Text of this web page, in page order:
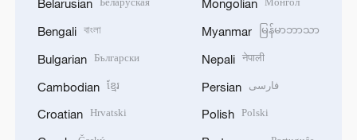
Belarusian
Bengali বাংলা
Bulgarian Български
Cambodian ខ្មែរ
Croatian Hrvatski
Mongolian
Myanmar မြန်မာဘာသာ
Nepali नेपाली
Persian فارسی
Polish Polski